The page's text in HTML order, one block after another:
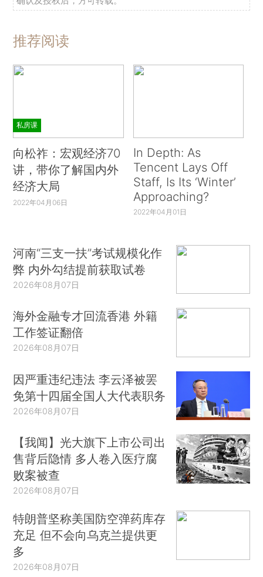
推荐阅读
私房课
向松祚：宏观经济70
讲，带你了解国内外
经济大局
2022年04月06日
In Depth: As
Tencent Lays Off
Staff, Is Its ‘Winter’
Approaching?
2022年04月01日
河南“三支一扶”考试规模化作
弊 内外勾结提前获取试卷
2026年08月07日
海外金融专才回流香港 外籍
工作签证翻倍
2026年08月07日
因严重违纪违法 李云泽被罢
免第十四届全国人大代表职务
2026年08月07日
【我闻】光大旗下上市公司出
售背后隐情 多人卷入医疗腐
败案被查
2026年08月07日
特朗普坚称美国防空弹药库存
充足 但不会向乌克兰提供更
多
2026年08月07日